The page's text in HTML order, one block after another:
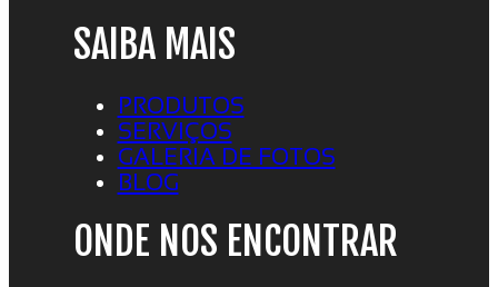
SAIBA MAIS
PRODUTOS
SERVIÇOS
GALERIA DE FOTOS
BLOG
ONDE NOS ENCONTRAR